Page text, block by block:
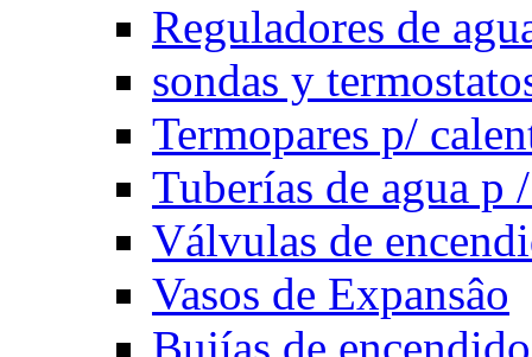
Reguladores de
sondas y
Termopares p/
Tuberías de agua p
Válvulas de
Vasos de Expansâo